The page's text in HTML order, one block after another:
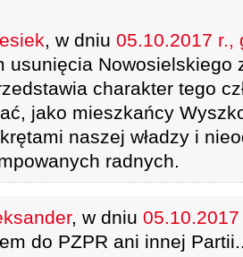
, w dniu 05.10.2017 r.,
usunięcia Nowosielskiego
charakter tego
jako mieszkańcy
naszej władzy i
radnych.
, w dniu
do PZPR ani innej